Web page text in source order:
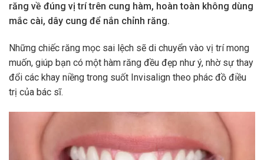
răng về đúng vị trí trên cung hàm, hoàn toàn không dùng
mắc cài, dây cung để nắn chỉnh răng.
Những chiếc răng mọc sai lệch sẽ di chuyển vào vị trí mong
muốn, giúp bạn có một hàm răng đều đẹp như ý, nhờ sự thay
đổi các khay niềng trong suốt Invisalign theo phác đồ điều
trị của bác sĩ.